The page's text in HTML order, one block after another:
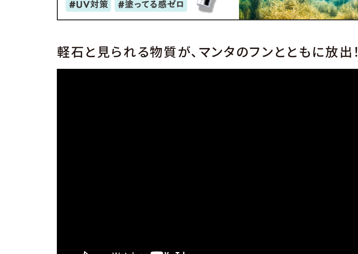
軽石と見られる物質が、マンタのフンとともに放出！